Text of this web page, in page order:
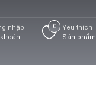
nhập
0
Yêu thích
Sản phẩm